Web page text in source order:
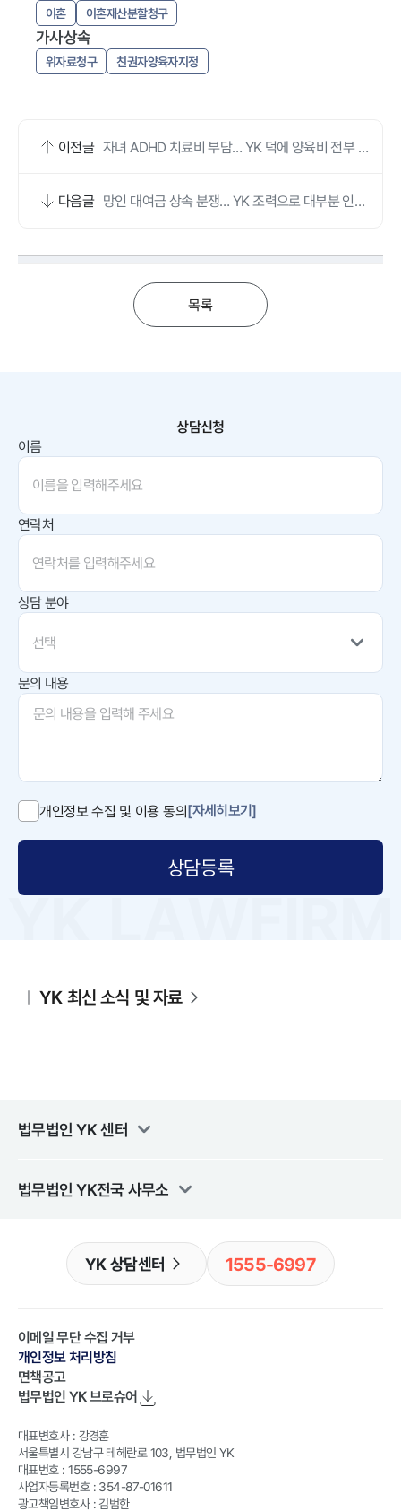
이혼 이혼재산분할청구
가사상속
위자료청구 친권자양육자지정
이전글 자녀 ADHD 치료비 부담… YK 덕에 양육비 전부 증
다음글 망인 대여금 상속 분쟁… YK 조력으로 대부분 인정
목록
상담신청
이름
연락처
상담 분야
선택
문의 내용
개인정보 수집 및 이용 동의[자세히보기]
상담등록
YK 최신 소식 및 자료
법무법인 YK센터
법무법인 YK전국 사무소
YK 상담센터 1555-6997
이메일 무단 수집 거부
개인정보 처리방침
면책공고
법무법인 YK브로슈어
대표변호사 : 강경훈
서울특별시 강남구 테헤란로 103, 법무법인 YK
대표번호 : 1555-6997
사업자등록번호 : 354-87-01611
광고책임변호사 : 김범한